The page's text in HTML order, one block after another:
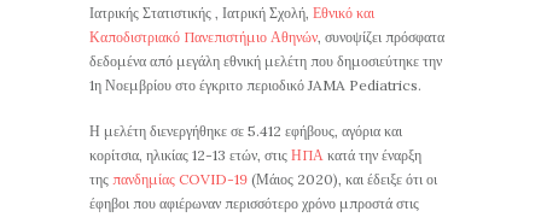
Ιατρικής Στατιστικής , Ιατρική Σχολή, Εθνικό και
Καποδιστριακό Πανεπιστήμιο Αθηνών, συνοψίζει πρόσφατα
δεδομένα από μεγάλη εθνική μελέτη που δημοσιεύτηκε την
1η Νοεμβρίου στο έγκριτο περιοδικό JAMA Pediatrics.
Η μελέτη διενεργήθηκε σε 5.412 εφήβους, αγόρια και
κορίτσια, ηλικίας 12-13 ετών, στις ΗΠΑ κατά την έναρξη
της πανδημίας COVID-19 (Μάιος 2020), και έδειξε ότι οι
έφηβοι που αφιέρωναν περισσότερο χρόνο μπροστά στις